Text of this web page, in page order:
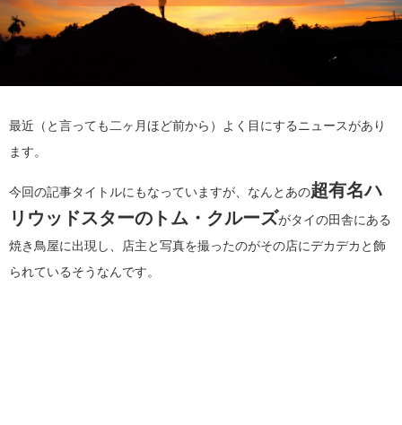
最近（と言っても二ヶ月ほど前から）よく目にするニュースがあり
ます。
今回の記事タイトルにもなっていますが、なんとあの超有名ハ
リウッドスターのトム・クルーズがタイの田舎にある
焼き鳥屋に出現し、店主と写真を撮ったのがその店にデカデカと飾
られているそうなんです。